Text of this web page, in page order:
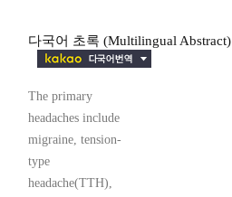
다국어 초록 (Multilingual Abstract)
The primary
headaches include
migraine, tension-
type
headache(TTH),